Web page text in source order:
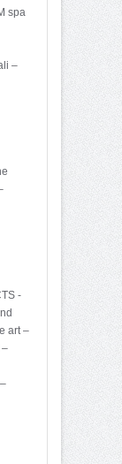
spa
–
-
art –
–